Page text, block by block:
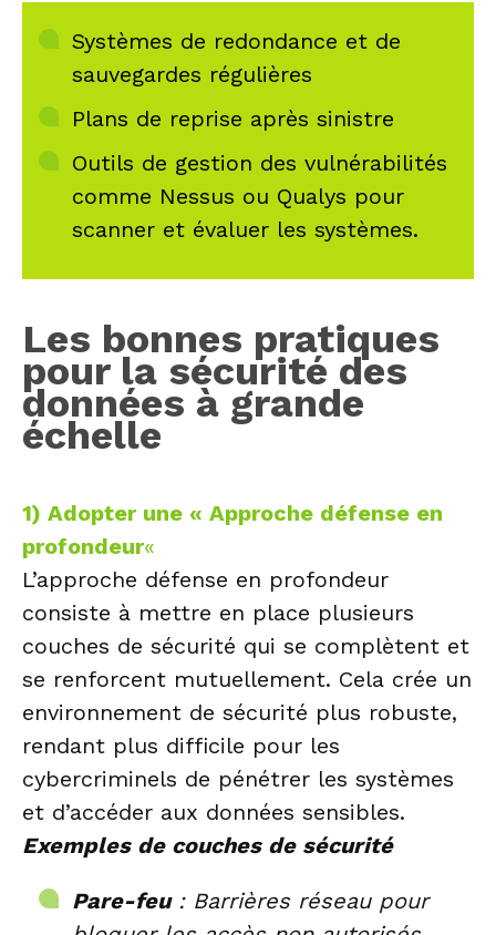
Systèmes de redondance et de
sauvegardes régulières
Plans de reprise après sinistre
Outils de gestion des vulnérabilités
comme Nessus ou Qualys pour
scanner et évaluer les systèmes.
Les bonnes pratiques
pour la sécurité des
données à grande
échelle
1) Adopter une « Approche défense en
profondeur«
L’approche défense en profondeur
consiste à mettre en place plusieurs
couches de sécurité qui se complètent et
se renforcent mutuellement. Cela crée un
environnement de sécurité plus robuste,
rendant plus difficile pour les
cybercriminels de pénétrer les systèmes
et d’accéder aux données sensibles.
Exemples de couches de sécurité
Pare-feu: Barrières réseau pour